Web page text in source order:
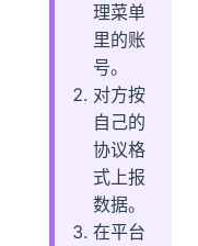
理菜单
里的账
号。
对方按
自己的
协议格
式上报
数据。
在平台